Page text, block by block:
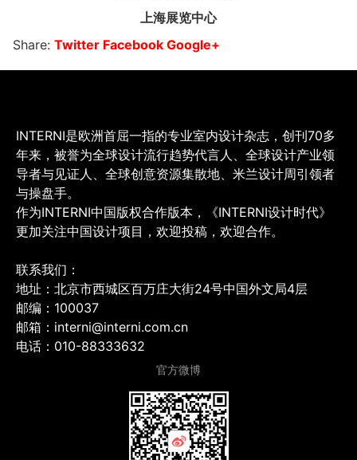
上海展览中心
Share: Twitter Facebook Google+
INTERNI是欧洲首屈一指的专业室内设计杂志，创刊70多
年来，被誉为全球设计流行趋势代言人、全球设计产业领
导者与见证人、全球创意资源集散地、米兰设计周引领者
与操盘手。
作为INTERNI中国版权合作版本，《INTERNI设计时代》
更加关注中国设计项目，欢迎投稿，欢迎合作。
联系我们：
地址：北京市西城区百万庄大街24号中国外文局4层
邮编：100037
邮箱：interni@interni.com.cn
电话：010-88333632
官方微博